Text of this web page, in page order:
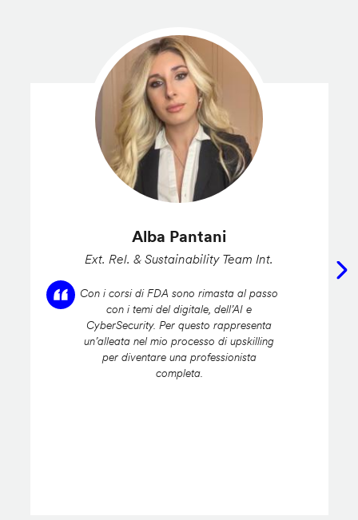
Alba Pantani
Ext. Rel. & Sustainability Team Int.
Con i corsi di FDA sono rimasta al passo
con i temi del digitale, dell’AI e
CyberSecurity. Per questo rappresenta
un’alleata nel mio processo di upskilling
per diventare una professionista
completa.